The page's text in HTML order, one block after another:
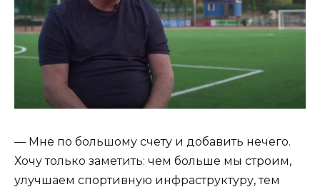
— Мне по большому счету и добавить нечего.
Хочу только заметить: чем больше мы строим,
улучшаем спортивную инфраструктуру, тем